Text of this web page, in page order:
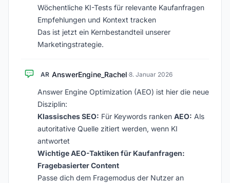
Wöchentliche KI-Tests für relevante Kaufanfragen
Empfehlungen und Kontext tracken
Das ist jetzt ein Kernbestandteil unserer
Marketingstrategie.
AR AnswerEngine_Rachel·8. Januar 2026
Answer Engine Optimization (AEO) ist hier die neue
Disziplin:
Klassisches SEO: Für Keywords ranken AEO: Als
autoritative Quelle zitiert werden, wenn KI
antwortet
Wichtige AEO-Taktiken für Kaufanfragen:
Fragebasierter Content
Passe dich dem Fragemodus der Nutzer an